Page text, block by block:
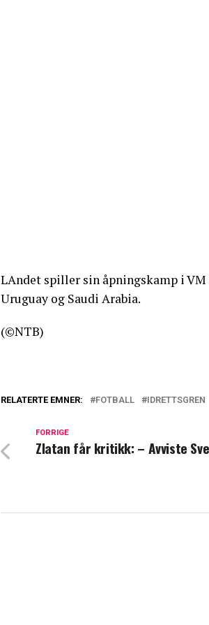
LAndet spiller sin åpningskamp i VM
Uruguay og Saudi Arabia.
(©NTB)
RELATERTE EMNER: FOTBALL IDRETTSGREN
FORRIGE
Zlatan får kritikk: – Avviste